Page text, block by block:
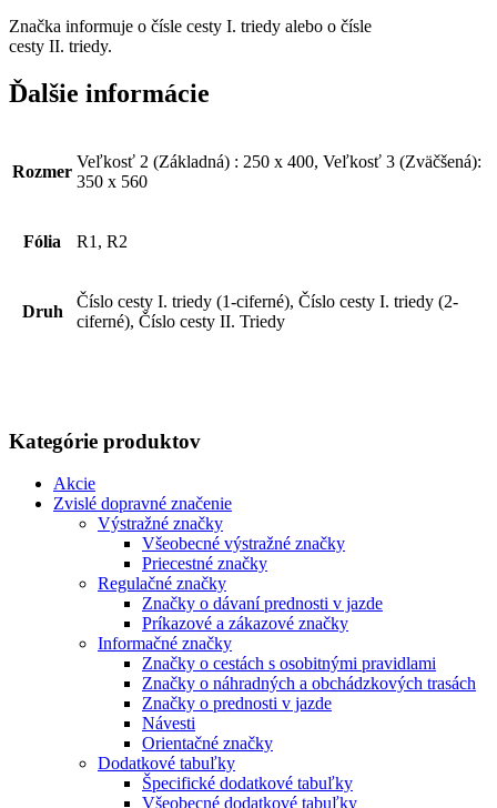
Značka informuje o čísle cesty I. triedy alebo o čísle
cesty II. triedy.
Ďalšie informácie
Rozmer
Veľkosť 2 (Základná) : 250 x 400, Veľkosť 3 (Zväčšená):
350 x 560
Fólia R1, R2
Druh
Číslo cesty I. triedy (1-ciferné), Číslo cesty I. triedy (2-
ciferné), Číslo cesty II. Triedy
Kategórie produktov
Akcie
Zvislé dopravné značenie
Výstražné značky
Všeobecné výstražné značky
Priecestné značky
Regulačné značky
Značky o dávaní prednosti v jazde
Príkazové a zákazové značky
Informačné značky
Značky o cestách s osobitnými pravidlami
Značky o náhradných a obchádzkových trasách
Značky o prednosti v jazde
Návesti
Orientačné značky
Dodatkové tabuľky
Špecifické dodatkové tabuľky
Všeobecné dodatkové tabuľky